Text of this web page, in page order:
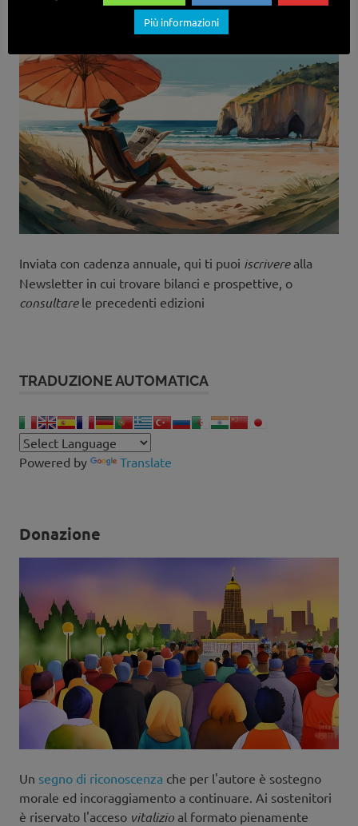
Archivio Newsletter
Inviata con cadenza annuale, qui ti puoi iscriverealla
Newsletter in cui trovare bilanci e prospettive, o
consultarele precedenti edizioni
TRADUZIONE AUTOMATICA
Powered by Translate
Donazione
Un segno di riconoscenza che per l'autore è sostegno
morale ed incoraggiamento a continuare. Ai sostenitori
è riservato l'acceso vitalizio al formato pienamente
Più informazioni